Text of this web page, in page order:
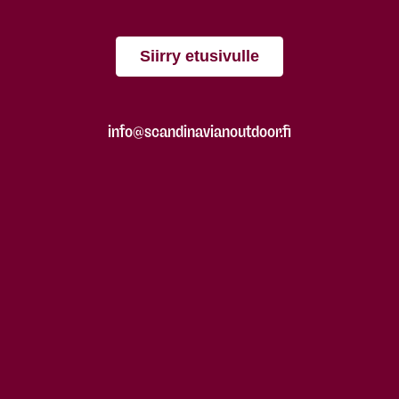
Siirry etusivulle
info@scandinavianoutdoor.fi